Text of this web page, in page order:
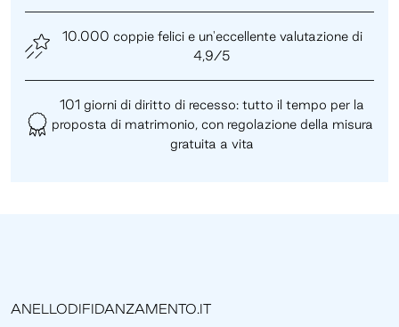
10.000 coppie felici e un'eccellente valutazione di
4,9/5
101 giorni di diritto di recesso: tutto il tempo per la
proposta di matrimonio, con regolazione della misura
gratuita a vita
ANELLODIFIDANZAMENTO.IT